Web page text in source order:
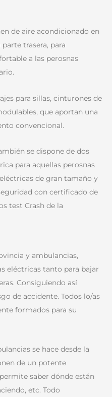
de aire acondicionado en
trasera, para
a las perosnas
para sillas, cinturones de
que aportan una
convencional.
se dispone de dos
para aquellas perosnas
de gran tamaño y
con certificado de
test Crash de la
y ambulancias,
eléctricas tanto para bajar
Consiguiendo así
de accidente. Todos lo/as
formados para su
se hace desde la
de un potente
saber dónde están
etc. Todo